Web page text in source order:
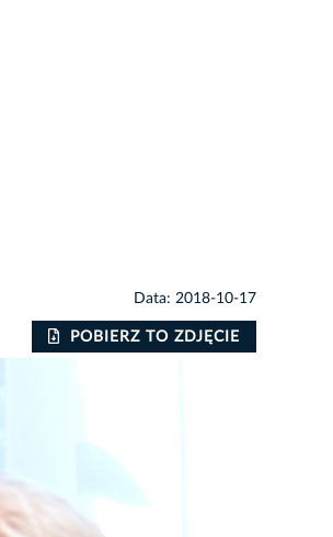
Data: 2018-10-17
POBIERZ TO ZDJĘCIE